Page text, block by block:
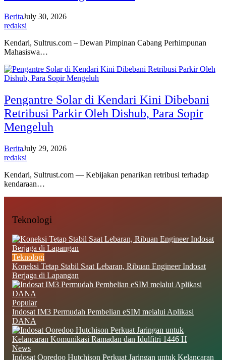
BeritaJuly 30, 2026
redaksi
Kendari, Sultrus.com – Dewan Pimpinan Cabang Perhimpunan
Mahasiswa…
Pengantre Solar di Kendari Kini Dibebani
Retribusi Parkir Oleh Dishub, Para Sopir
Mengeluh
BeritaJuly 29, 2026
redaksi
Kendari, Sultrust.com — Kebijakan penarikan retribusi terhadap
kendaraan…
Teknologi
Teknologi
Koneksi Tetap Stabil Saat Lebaran, Ribuan Engineer Indosat
Berjaga di Lapangan
Popular
Indosat IM3 Permudah Pembelian eSIM melalui Aplikasi
DANA
News
Indosat Ooredoo Hutchison Perkuat Jaringan untuk Kelancaran